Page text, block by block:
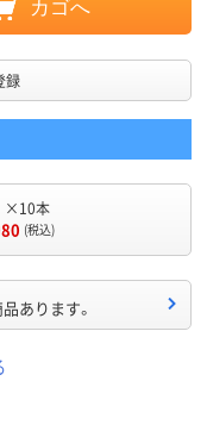
カゴへ
録
×10本
(税込)
あります。